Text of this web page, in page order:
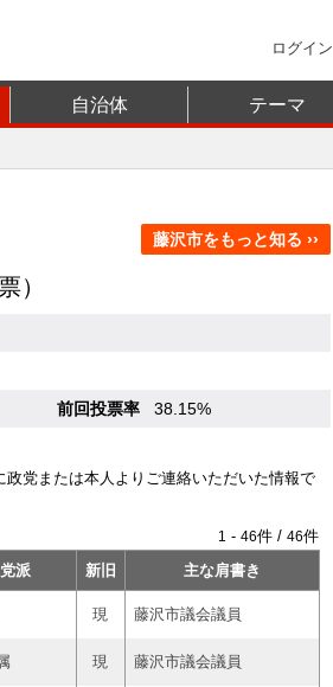
ログイン
自治体 テーマ
藤沢市をもっと知る ››
）
前回投票率
38.15%
政党または本人よりご連絡いただいた情報で
1 - 46件 / 46件
党派 新旧 主な肩書き
現 藤沢市議会議員
現 藤沢市議会議員